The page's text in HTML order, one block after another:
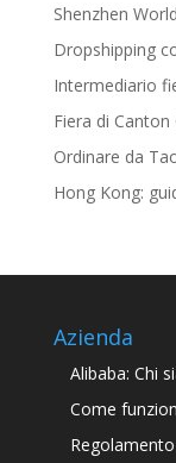
Shenzhen
Dropshipping
Intermediario
Fiera di
Ordinare da
Hong Kong:
Azienda
Alibaba: Chi
Come
Regolamento